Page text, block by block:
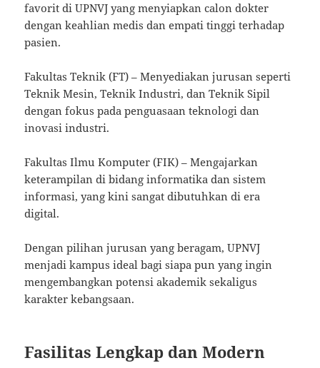
favorit di UPNVJ yang menyiapkan calon dokter
dengan keahlian medis dan empati tinggi terhadap
pasien.
Fakultas Teknik (FT) – Menyediakan jurusan seperti
Teknik Mesin, Teknik Industri, dan Teknik Sipil
dengan fokus pada penguasaan teknologi dan
inovasi industri.
Fakultas Ilmu Komputer (FIK) – Mengajarkan
keterampilan di bidang informatika dan sistem
informasi, yang kini sangat dibutuhkan di era
digital.
Dengan pilihan jurusan yang beragam, UPNVJ
menjadi kampus ideal bagi siapa pun yang ingin
mengembangkan potensi akademik sekaligus
karakter kebangsaan.
Fasilitas Lengkap dan Modern